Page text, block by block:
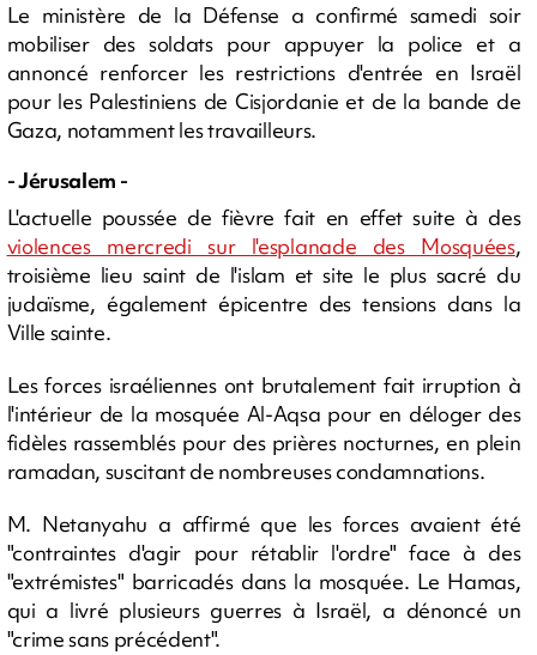
Le ministère de la Défense a confirmé samedi soir
mobiliser des soldats pour appuyer la police et a
annoncé renforcer les restrictions d'entrée en Israël
pour les Palestiniens de Cisjordanie et de la bande de
Gaza, notamment les travailleurs.
- Jérusalem -
L'actuelle poussée de fièvre fait en effet suite à des
violences mercredi sur l'esplanade des Mosquées,
troisième lieu saint de l'islam et site le plus sacré du
judaïsme, également épicentre des tensions dans la
Ville sainte.
Les forces israéliennes ont brutalement fait irruption à
l'intérieur de la mosquée Al-Aqsa pour en déloger des
fidèles rassemblés pour des prières nocturnes, en plein
ramadan, suscitant de nombreuses condamnations.
M. Netanyahu a affirmé que les forces avaient été
"contraintes d'agir pour rétablir l'ordre" face à des
"extrémistes" barricadés dans la mosquée. Le Hamas,
qui a livré plusieurs guerres à Israël, a dénoncé un
"crime sans précédent".